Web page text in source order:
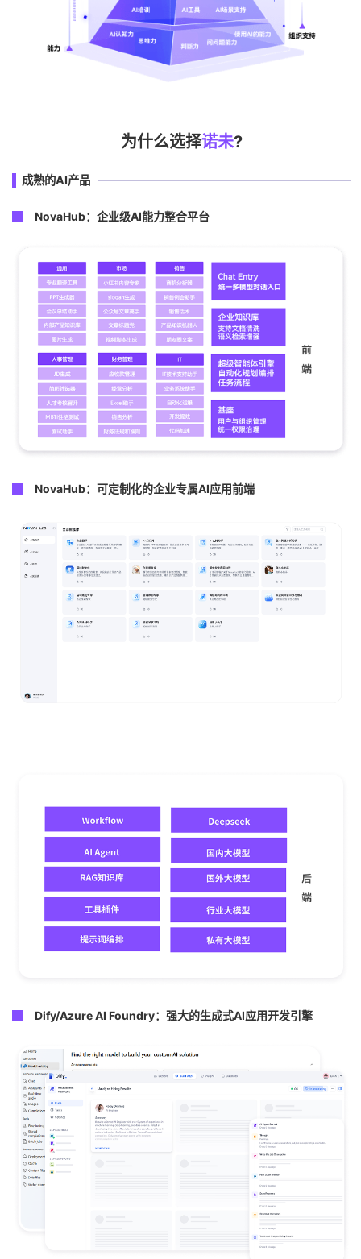
为什么选择诺未?
成熟的AI产品
NovaHub：企业级AI能力整合平台
NovaHub：可定制化的企业专属AI应用前端
Dify/Azure AI Foundry：强大的生成式AI应用开发引擎